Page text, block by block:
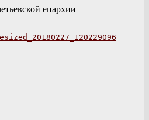
епархии